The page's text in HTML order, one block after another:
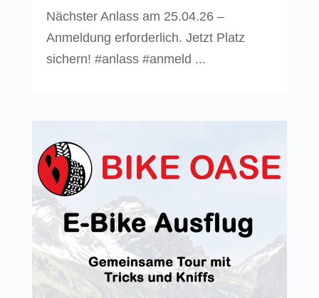
Nächster Anlass am 25.04.26 –
Anmeldung erforderlich. Jetzt Platz
sichern! #anlass #anmeld ...